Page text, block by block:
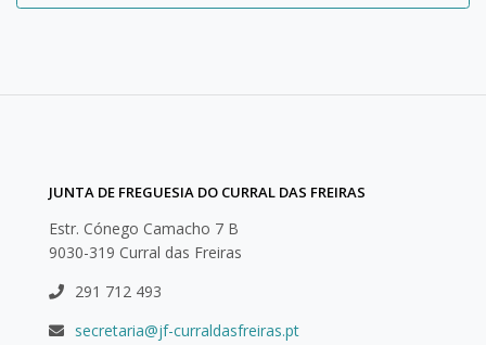
JUNTA DE FREGUESIA DO CURRAL DAS FREIRAS
Estr. Cónego Camacho 7 B
9030-319 Curral das Freiras
291 712 493
secretaria@jf-curraldasfreiras.pt